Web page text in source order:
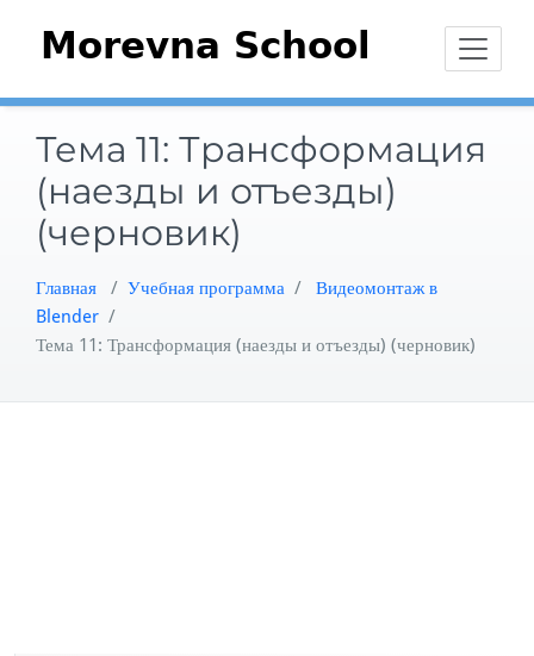
Тема 11: Трансформация
(наезды и отъезды)
(черновик)
Главная / Учебная программа / Видеомонтаж в
Blender /
Тема 11: Трансформация (наезды и отъезды) (черновик)